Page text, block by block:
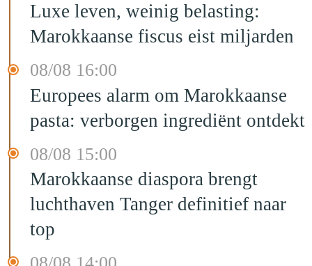
Luxe leven, weinig belasting:
Marokkaanse fiscus eist miljarden
08/08 16:00
Europees alarm om Marokkaanse
pasta: verborgen ingrediënt ontdekt
08/08 15:00
Marokkaanse diaspora brengt
luchthaven Tanger definitief naar
top